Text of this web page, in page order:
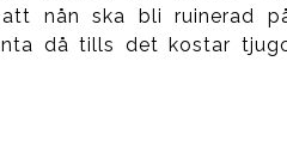
nån ska bli ruinerad
då tills det kostar